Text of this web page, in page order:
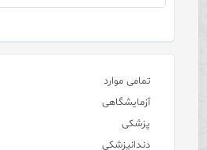
تمامی موارد
آزمایشگاهی
پزشکی
دندانپزشکی